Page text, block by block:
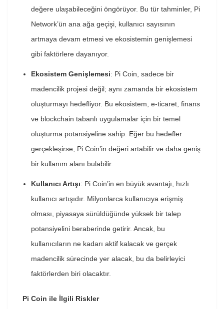
değere ulaşabileceğini öngörüyor. Bu tür tahminler, Pi
Network’ün ana ağa geçişi, kullanıcı sayısının
artmaya devam etmesi ve ekosistemin genişlemesi
gibi faktörlere dayanıyor.
Ekosistem Genişlemesi: Pi Coin, sadece bir
madencilik projesi değil; aynı zamanda bir ekosistem
oluşturmayı hedefliyor. Bu ekosistem, e-ticaret, finans
ve blockchain tabanlı uygulamalar için bir temel
oluşturma potansiyeline sahip. Eğer bu hedefler
gerçekleşirse, Pi Coin’in değeri artabilir ve daha geniş
bir kullanım alanı bulabilir.
Kullanıcı Artışı: Pi Coin’in en büyük avantajı, hızlı
kullanıcı artışıdır. Milyonlarca kullanıcıya erişmiş
olması, piyasaya sürüldüğünde yüksek bir talep
potansiyelini beraberinde getirir. Ancak, bu
kullanıcıların ne kadarı aktif kalacak ve gerçek
madencilik sürecinde yer alacak, bu da belirleyici
faktörlerden biri olacaktır.
Pi Coin ile İlgili Riskler